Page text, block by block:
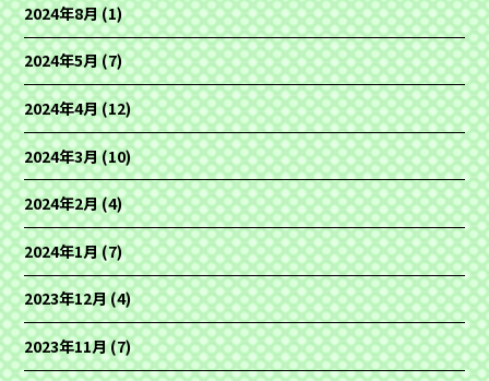
2024年8月(1)
2024年5月(7)
2024年4月(12)
2024年3月(10)
2024年2月(4)
2024年1月(7)
2023年12月(4)
2023年11月(7)